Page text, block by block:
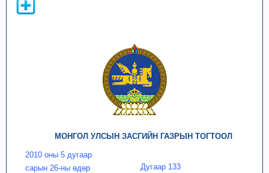
МОНГОЛ УЛСЫН ЗАСГИЙН ГАЗРЫН ТОГТООЛ
2010 оны 5 дугаар
сарын 26-ны өдөр
Дугаар 133